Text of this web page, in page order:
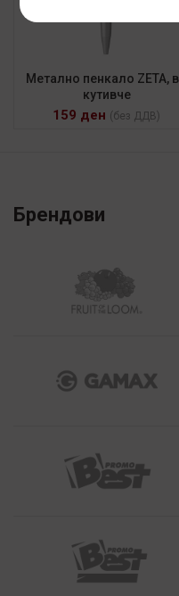
Метално пенкало ZETA,
кутивче
159 ден (без ДДВ)
Брендови